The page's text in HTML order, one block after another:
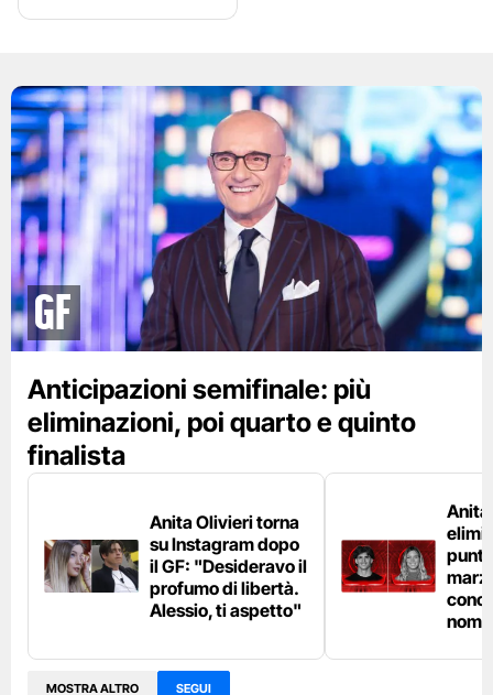
GF
Anticipazioni semifinale: più
eliminazioni, poi quarto e quinto
finalista
Anita Olivieri torna
su Instagram dopo
il GF: "Desideravo il
profumo di libertà.
Alessio, ti aspetto"
Anita
MOSTRA ALTRO SEGUI